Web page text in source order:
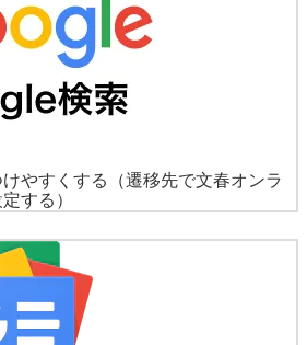
やすくする
（遷移先で文春オンラ
する）